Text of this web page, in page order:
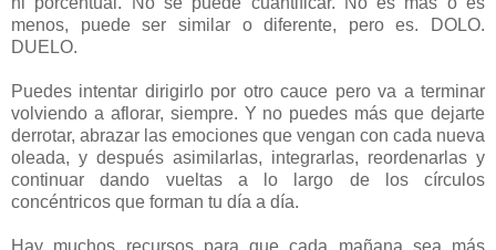
menos, puede ser similar o diferente, pero es. DOLO.
DUELO.
Puedes intentar dirigirlo por otro cauce pero va a terminar
volviendo a aflorar, siempre. Y no puedes más que dejarte
derrotar, abrazar las emociones que vengan con cada nueva
oleada, y después asimilarlas, integrarlas, reordenarlas y
continuar dando vueltas a lo largo de los círculos
concéntricos que forman tu día a día.
Hay muchos recursos para que cada mañana sea más